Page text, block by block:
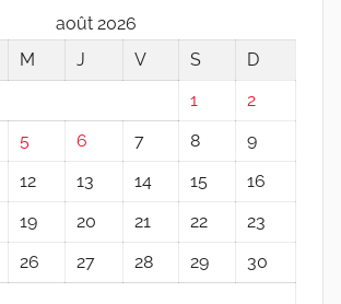
août 2026
M J V S
D
1
2
5 6 7 8
9
12 13 14 15
16
19 20 21 22
23
26 27 28 29
30